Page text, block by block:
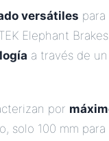
versátiles
Elephant Brakes
a través de
por
solo 100 mm